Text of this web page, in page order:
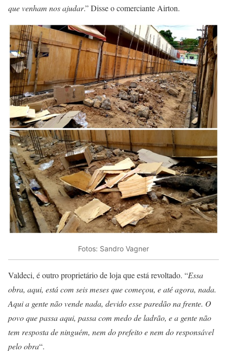
que venham nos ajudar.” Disse o comerciante Airton.
Fotos: Sandro Vagner
Valdeci, é outro proprietário de loja que está revoltado. “Essa
obra, aqui, está com seis meses que começou, e até agora, nada.
Aqui a gente não vende nada, devido esse paredão na frente. O
povo que passa aqui, passa com medo de ladrão, e a gente não
tem resposta de ninguém, nem do prefeito e nem do responsável
pelo obra“.